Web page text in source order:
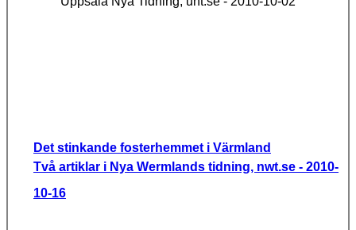
Det stinkande fosterhemmet i Värmland
Två artiklar i Nya Wermlands tidning, nwt.se - 2010-
10-16